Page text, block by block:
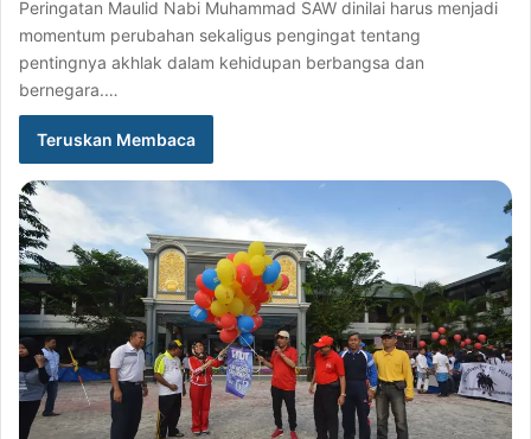
Peringatan Maulid Nabi Muhammad SAW dinilai harus menjadi
momentum perubahan sekaligus pengingat tentang
pentingnya akhlak dalam kehidupan berbangsa dan
bernegara.…
Teruskan Membaca